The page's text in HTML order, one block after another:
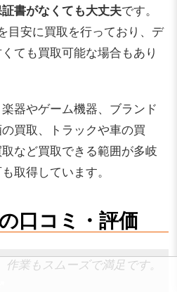
書がなくても大丈夫です。
目安に買取を行っており、デ
ても買取可能な場合もあり
器やゲーム機器、ブランド
買取、トラックや車の買
など買取できる範囲が多岐
取得しています。
口コミ・評価
業もスムーズで満足です。